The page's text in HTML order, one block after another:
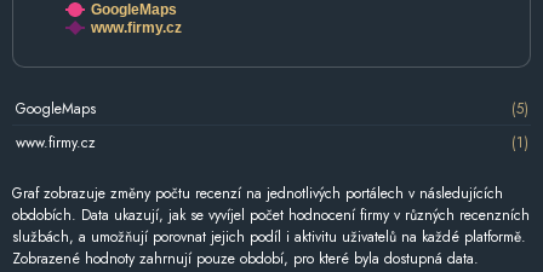
GoogleMaps
www.firmy.cz
GoogleMaps
(5)
www.firmy.cz
(1)
Graf zobrazuje změny počtu recenzí na jednotlivých portálech v následujících
obdobích. Data ukazují, jak se vyvíjel počet hodnocení firmy v různých recenzních
službách, a umožňují porovnat jejich podíl i aktivitu uživatelů na každé platformě.
Zobrazené hodnoty zahrnují pouze období, pro které byla dostupná data.